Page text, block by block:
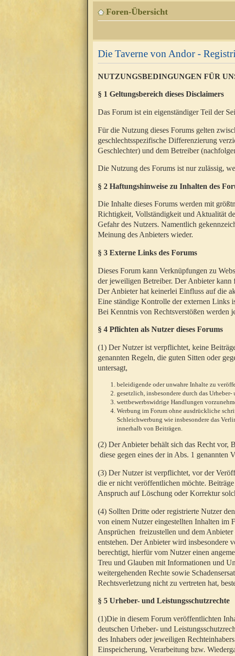
Foren-Übersicht
Die Taverne von Andor -
NUTZUNGSBEDINGUNGEN FÜR
§ 1 Geltungsbereich dieses Disclaimers
Das Forum ist ein eigenständiger Teil der
Für die Nutzung dieses Forums gelten
geschlechtsspezifische Differenzierung
Geschlechter) und dem Betreiber
Die Nutzung des Forums ist nur zulässig,
§ 2 Haftungshinweise zu Inhalten des
Die Inhalte dieses Forums werden mit
Richtigkeit, Vollständigkeit und Aktualität
Gefahr des Nutzers. Namentlich
Meinung des Anbieters wieder.
§ 3 Externe Links des Forums
Dieses Forum kann Verknüpfungen zu
der jeweiligen Betreiber. Der Anbieter kann
Der Anbieter hat keinerlei Einfluss auf die
Eine ständige Kontrolle der externen Links
Bei Kenntnis von Rechtsverstößen werden
§ 4 Pflichten als Nutzer dieses Forums
(1) Der Nutzer ist verpflichtet, keine
genannten Regeln, die guten Sitten oder
untersagt,
beleidigende oder unwahre Inhalte zu
gesetzlich, insbesondere durch das
wettbewerbswidrige Handlungen
Werbung im Forum ohne ausdrückliche
Schleichwerbung wie insbesondere das
innerhalb von Beiträgen.
(2) Der Anbieter behält sich das Recht vor,
diese gegen eines der in Abs. 1 genannten
(3) Der Nutzer ist verpflichtet, vor der
die er nicht veröffentlichen möchte.
Anspruch auf Löschung oder Korrektur
(4) Sollten Dritte oder registrierte Nutzer
von einem Nutzer eingestellten Inhalten im
Ansprüchen freizustellen und dem
entstehen. Der Anbieter wird insbesondere
berechtigt, hierfür vom Nutzer einen
Treu und Glauben mit Informationen und
weitergehenden Rechte sowie
Rechtsverletzung nicht zu vertreten hat,
§ 5 Urheber- und Leistungsschutzrechte
(1)Die in diesem Forum veröffentlichten
deutschen Urheber- und
des Inhabers oder jeweiligen
Einspeicherung, Verarbeitung bzw.